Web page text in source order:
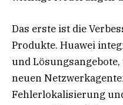
Das erste ist die
Produkte. Huawei
und
neuen
Fehlerlokalisierung